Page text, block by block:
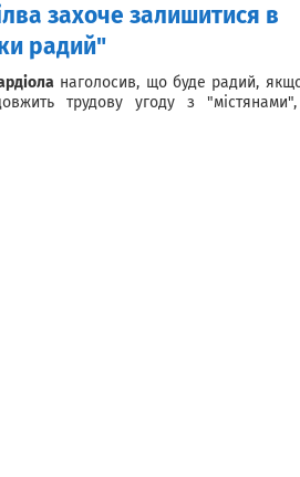
захоче залишитися в
радий"
наголосив, що буде радий,
трудову угоду з